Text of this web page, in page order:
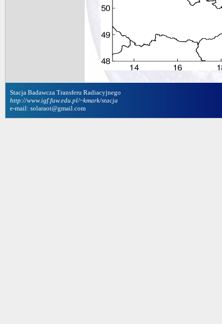
Stacja Badawcza Transferu Radiacyjnego
http://www.igf.fuw.edu.pl/~kmark/stacja
e-mail: solaraot@gmail.com